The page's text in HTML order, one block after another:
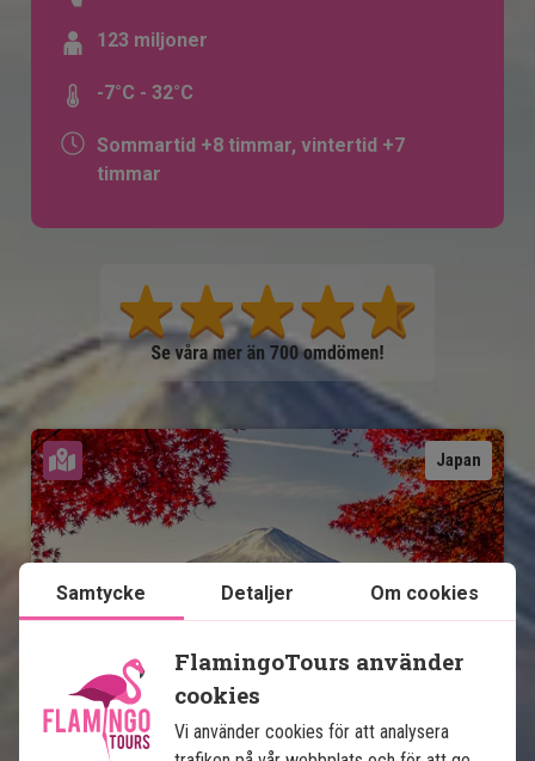
123 miljoner
-7°C - 32°C
Sommartid +8 timmar, vintertid +7
timmar
Japan
Se karta
Japans höjdpunkter
Samtycke Detaljer Om cookies
FlamingoTours använder
cookies
Vi använder cookies för att analysera